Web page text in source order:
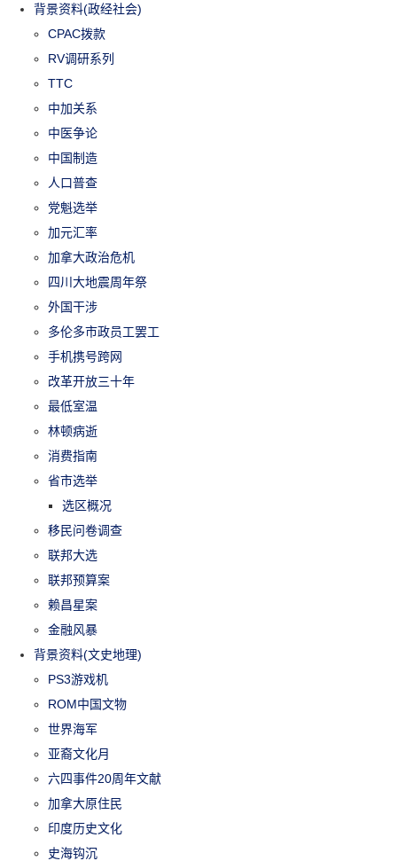
背景资料(政经社会)
CPAC拨款
RV调研系列
TTC
中加关系
中医争论
中国制造
人口普查
党魁选举
加元汇率
加拿大政治危机
四川大地震周年祭
外国干涉
多伦多市政员工罢工
手机携号跨网
改革开放三十年
最低室温
林顿病逝
消费指南
省市选举
选区概况
移民问卷调查
联邦大选
联邦预算案
赖昌星案
金融风暴
背景资料(文史地理)
PS3游戏机
ROM中国文物
世界海军
亚裔文化月
六四事件20周年文献
加拿大原住民
印度历史文化
史海钩沉